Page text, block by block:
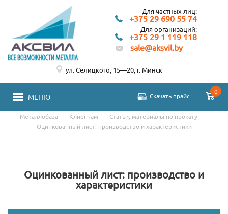
Для частных лиц:
+375 29 690 55 74
Для организаций:
+375 29 1 119 118
sale@aksvil.by
МЕНЮ Скачать прайс
0
ул. Селицкого, 15—20, г. Минск
Металлобаза - Клиентам - Статьи, материалы по прокату -
Оцинкованный лист: производство и характеристики
Оцинкованный лист: производство и
характеристики